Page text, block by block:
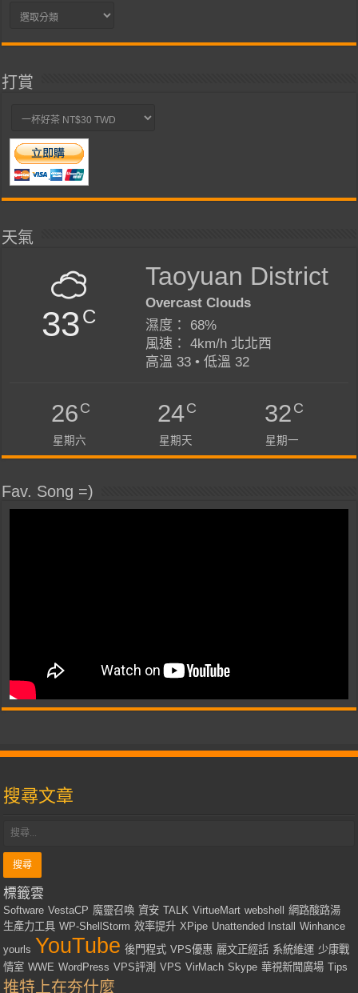
分
打賞
天氣
33C
Taoyuan District
Overcast Clouds
濕度： 68%
風速： 4km/h 北北西
高溫 33 • 低溫 32
26C
星期六
24C
星期天
32C
星期一
Fav. Song =)
搜尋文章
標籤雲
Software VestaCP 魔靈召喚 資安 TALK VirtueMart webshell
網路酸路湯
生產力工具 WP-ShellStorm 效率提升 XPipe Unattended Install
Winhance
yourls YouTube 後門程式 VPS優惠 麗文正經話 系統維運 少康戰
情室 WWE WordPress VPS評測 VPS VirMach Skype 華視新聞廣場 Tips
推特上在夯什麼